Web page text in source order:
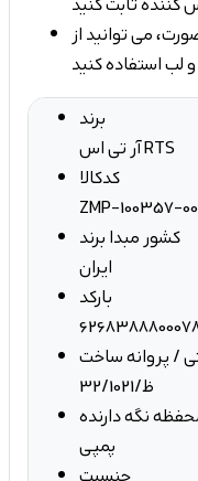
می توانید از
و لب استفاده کنید
برند
آر تی اس RTS
کدکالا
ZMP-100357-
کشور مبدا برند
ایران
بارکد
/ پروانه ساخت
32/ظ/1021
نگه دارنده
پمپی